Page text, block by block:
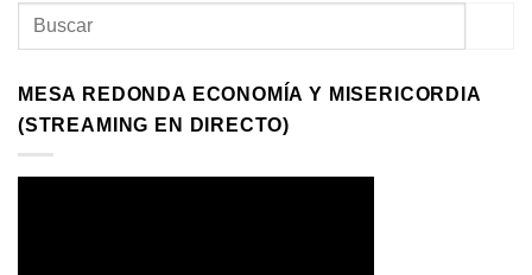
MESA REDONDA ECONOMÍA Y MISERICORDIA
(STREAMING EN DIRECTO)